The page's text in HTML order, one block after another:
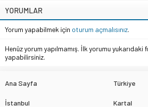
YORUMLAR
Yorum yapabilmek için oturum açmalısınız.
Henüz yorum yapılmamış. İlk yorumu yukarıdaki
yapabilirsiniz.
Ana Sayfa Türkiye
İstanbul Kartal